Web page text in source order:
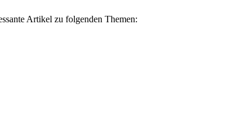
Artikel zu folgenden Themen: